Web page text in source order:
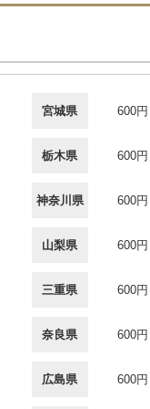
宮城県 600円
栃木県 600円
神奈川県 600円
山梨県 600円
三重県 600円
奈良県 600円
広島県 600円